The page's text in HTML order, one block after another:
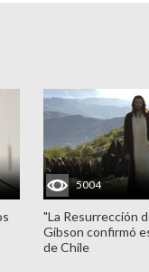
5004
"La Resurrección
Gibson confirmó
de Chile